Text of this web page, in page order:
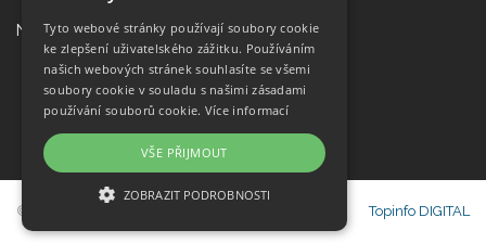
Najdete nás na
© Copyright Janeba Time, s.r.o. 2021-2026 Topinfo DIGITAL
Tyto webové stránky používají soubory cookie
ke zlepšení uživatelského zážitku. Používáním
našich webových stránek souhlasíte se všemi
soubory cookie v souladu s našimi zásadami
používání souborů cookie. Více informací
VŠE PŘIJMOUT
ZOBRAZIT PODROBNOSTI
NEZBYTNĚ NUTNÉ SOUBORY